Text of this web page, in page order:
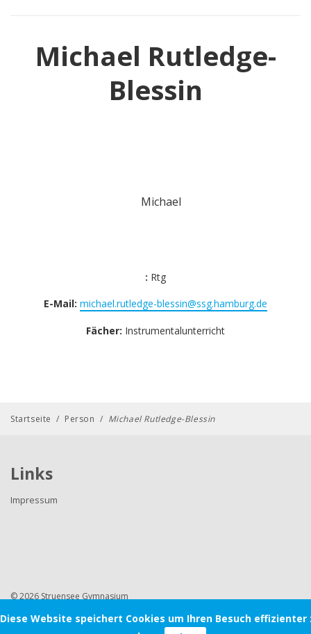
Diese Website speichert Cookies um Ihren Besuch effizienter
Michael Rutledge-
Blessin
: Rtg
E-Mail: michael.rutledge-blessin@ssg.hamburg.de
Fächer: Instrumentalunterricht
Startseite / Person / Michael Rutledge-Blessin
Links
Impressum
© 2026 Struensee Gymnasium